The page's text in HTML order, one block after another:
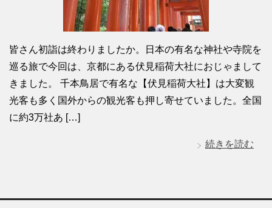
皆さん初詣は終わりましたか。日本の有名な神社や寺院を
巡る旅で今回は、京都にある伏見稲荷大社におじゃまして
きました。 千本鳥居で有名な【伏見稲荷大社】は大変観
光客も多く国外からの観光客も押し寄せていました。全国
に約3万社あ […]
続きを読む